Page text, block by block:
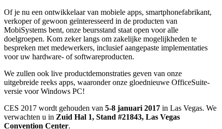
Of je nu een ontwikkelaar van mobiele apps, smartphonefabrikant,
verkoper of gewoon geïnteresseerd in de producten van
MobiSystems bent, onze beursstand staat open voor alle
doelgroepen. Kom zeker langs om zakelijke mogelijkheden te
bespreken met medewerkers, inclusief aangepaste implementaties
voor uw hardware- of softwareproducten.
We zullen ook live productdemonstraties geven van onze
uitgebreide reeks apps, waaronder onze gloednieuwe OfficeSuite-
versie voor Windows PC!
CES 2017 wordt gehouden van 5-8 januari 2017 in Las Vegas. We
verwachten u in Zuid Hal 1, Stand #21843, Las Vegas
Convention Center.